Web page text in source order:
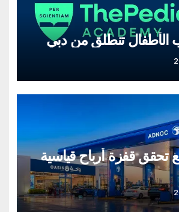
الأطفال تنطلق من دبي
تحقق قفزة أرباح قياسية